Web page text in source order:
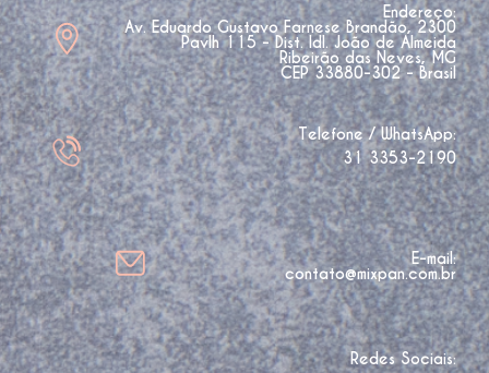
Endereço:
Av. Eduardo Gustavo Farnese Brandão, 2300
Pavlh 115 - Dist. Idl. João de Almeida
Ribeirão das Neves, MG
CEP 33880-302 - Brasil
Telefone / WhatsApp:
31 3353-2190
E-mail:
contato@mixpan.com.br
Redes Sociais: